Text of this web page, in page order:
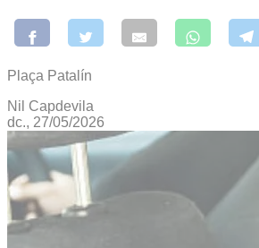
Plaça Patalín
Nil Capdevila
dc., 27/05/2026